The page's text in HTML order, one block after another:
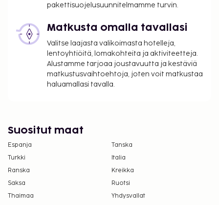
pakettisuojelusuunnitelmamme turvin.
Matkusta omalla tavallasi
Valitse laajasta valikoimasta hotelleja,
lentoyhtiöitä, lomakohteita ja aktiviteetteja.
Alustamme tarjoaa joustavuutta ja kestäviä
matkustusvaihtoehtoja, joten voit matkustaa
haluamallasi tavalla.
Suositut maat
Espanja
Tanska
Turkki
Italia
Ranska
Kreikka
Saksa
Ruotsi
Thaimaa
Yhdysvallat